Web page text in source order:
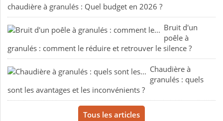
chaudière à granulés : Quel budget en 2026 ?
Bruit d'un
poêle à
granulés : comment le réduire et retrouver le silence ?
Chaudière à
granulés : quels
sont les avantages et les inconvénients ?
Tous les articles